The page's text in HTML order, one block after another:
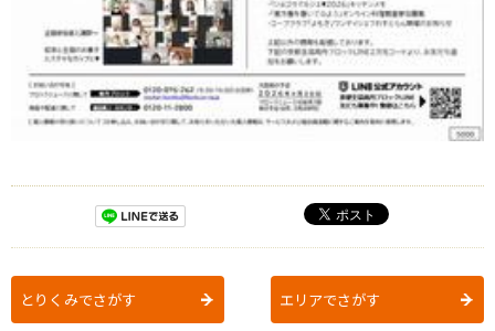
とりくみでさがす エリアでさがす